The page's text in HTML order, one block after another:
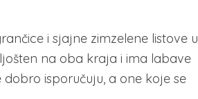
i sjajne zimzelene listove u
na oba kraja i ima labave
isporučuju, a one koje se